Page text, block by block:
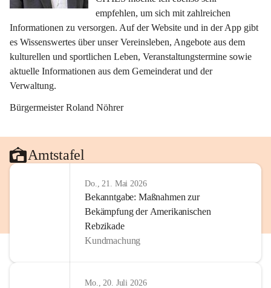
empfehlen, um sich mit zahlreichen
Informationen zu versorgen. Auf der Website und in der App gibt
es Wissenswertes über unser Vereinsleben, Angebote aus dem
kulturellen und sportlichen Leben, Veranstaltungstermine sowie
aktuelle Informationen aus dem Gemeinderat und der
Verwaltung.
Bürgermeister Roland Nöhrer
Amtstafel
Do., 21. Mai 2026
Bekanntgabe: Maßnahmen zur
Bekämpfung der Amerikanischen
Rebzikade
Kundmachung
Mo., 20. Juli 2026